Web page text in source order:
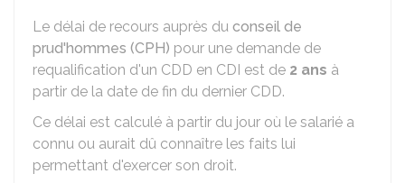
Le délai de recours auprès du conseil de
prud'hommes (CPH) pour une demande de
requalification d'un CDD en CDI est de 2 ans à
partir de la date de fin du dernier CDD.
Ce délai est calculé à partir du jour où le salarié a
connu ou aurait dû connaître les faits lui
permettant d'exercer son droit.